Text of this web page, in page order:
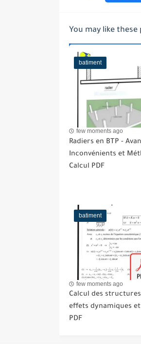
You may like these
batiment
few moments ago
Radiers en BTP -
Inconvénients et
Calcul PDF
batiment
few moments ago
Calcul des
effets dynamiques
PDF